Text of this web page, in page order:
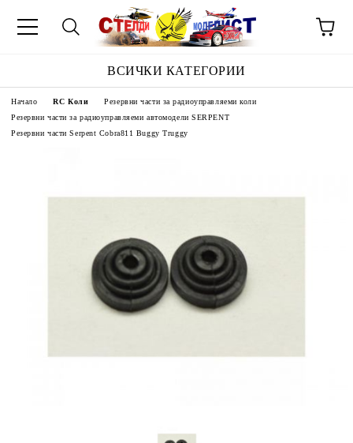
ВСИЧКИ КАТЕГОРИИ
Начало RC Коли
Резервни части за радиоуправляеми коли
Резервни части за радиоуправляеми автомодели SERPENT
Резервни части Serpent Cobra811 Buggy Truggy